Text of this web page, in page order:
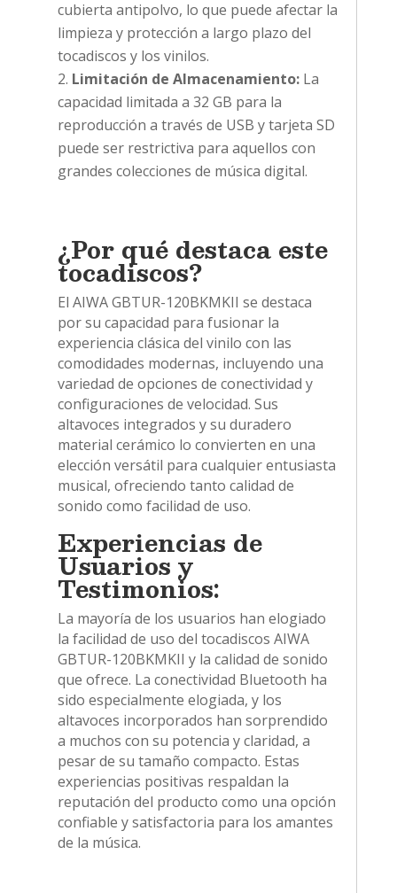
cubierta antipolvo, lo que puede afectar la
limpieza y protección a largo plazo del
tocadiscos y los vinilos.
Limitación de Almacenamiento:La
capacidad limitada a 32 GB para la
reproducción a través de USB y tarjeta SD
puede ser restrictiva para aquellos con
grandes colecciones de música digital.
¿Por qué destaca este
tocadiscos?
El AIWA GBTUR-120BKMKII se destaca
por su capacidad para fusionar la
experiencia clásica del vinilo con las
comodidades modernas, incluyendo una
variedad de opciones de conectividad y
configuraciones de velocidad. Sus
altavoces integrados y su duradero
material cerámico lo convierten en una
elección versátil para cualquier entusiasta
musical, ofreciendo tanto calidad de
sonido como facilidad de uso.
Experiencias de
Usuarios y
Testimonios:
La mayoría de los usuarios han elogiado
la facilidad de uso del tocadiscos AIWA
GBTUR-120BKMKII y la calidad de sonido
que ofrece. La conectividad Bluetooth ha
sido especialmente elogiada, y los
altavoces incorporados han sorprendido
a muchos con su potencia y claridad, a
pesar de su tamaño compacto. Estas
experiencias positivas respaldan la
reputación del producto como una opción
confiable y satisfactoria para los amantes
de la música.